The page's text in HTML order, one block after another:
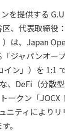
を提供する
区、代表取締役
は、Japan
ジャパンオー
ン」）を 1:1
、DeFi（分散
ークン「JOCX
ニティにより
。